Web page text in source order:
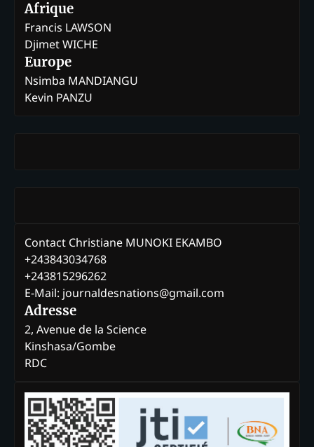
Afrique
Francis LAWSON
Djimet WICHE
Europe
Nsimba MANDIANGU
Kevin PANZU
Contact Christiane MUNOKI EKAMBO
+243843034768
+243815296262
E-Mail: journaldesnations@gmail.com
Adresse
2, Avenue de la Science
Kinshasa/Gombe
RDC